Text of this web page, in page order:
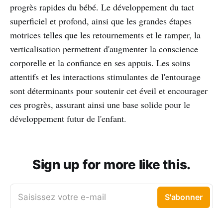
progrès rapides du bébé. Le développement du tact
superficiel et profond, ainsi que les grandes étapes
motrices telles que les retournements et le ramper, la
verticalisation permettent d'augmenter la conscience
corporelle et la confiance en ses appuis. Les soins
attentifs et les interactions stimulantes de l'entourage
sont déterminants pour soutenir cet éveil et encourager
ces progrès, assurant ainsi une base solide pour le
développement futur de l'enfant.
Sign up for more like this.
Saisissez votre e-mail S'abonner